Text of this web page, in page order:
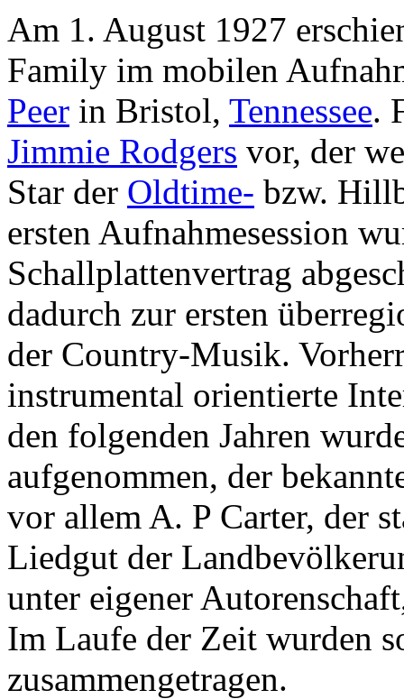
Am 1. August 1927
Family im mobilen
Peer in Bristol, Tennessee.
Jimmie Rodgers vor, der
Star der Oldtime- bzw.
ersten Aufnahmesession
Schallplattenvertrag
dadurch zur ersten
der Country-Musik.
instrumental orientierte
den folgenden Jahren
aufgenommen, der
vor allem A. P Carter, der
Liedgut der
unter eigener
Im Laufe der Zeit wurden
zusammengetragen.